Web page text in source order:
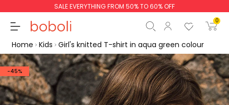
SALE EVERYTHING FROM 50% TO 60% OFF
0
Subtotal €0.00
Home Kids Girl's knitted T-shirt in aqua green colour
-45%